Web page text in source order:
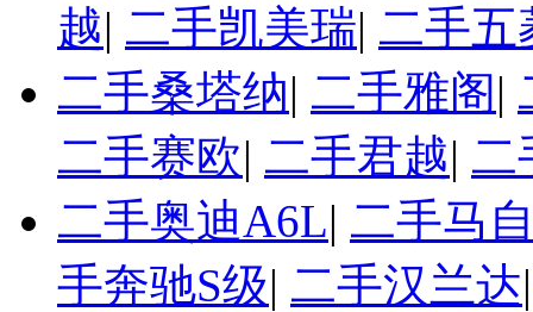
越| 二手凯美瑞| 二手五
二手桑塔纳| 二手雅阁|
二手赛欧| 二手君越| 二
二手奥迪A6L| 二手马
手奔驰S级| 二手汉兰达